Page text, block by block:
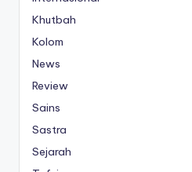
Khutbah
Kolom
News
Review
Sains
Sastra
Sejarah